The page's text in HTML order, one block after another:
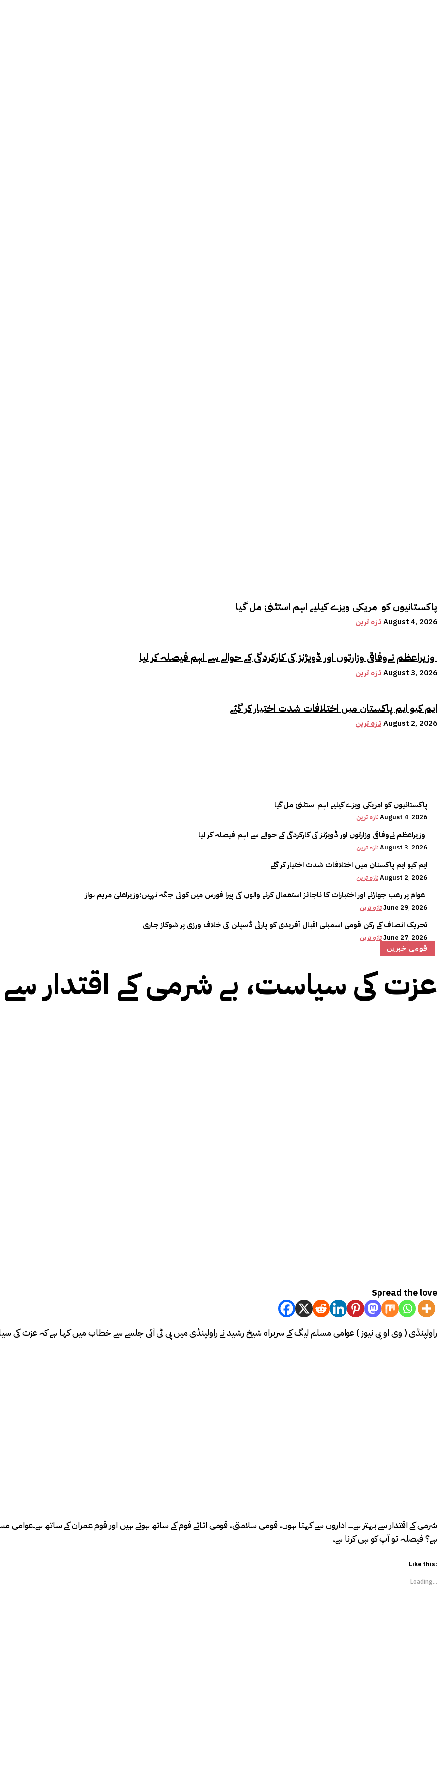
پاکستانیوں کو امریکی ویزے کیلیے اہم استثنیٰ مل گیا
تازہ ترینAugust 4, 2026
وزیراعظم نےوفاقی وزارتوں اور ڈویژنز کی کارکردگی کے حوالے سے اہم فیصلہ کر لیا
تازہ ترینAugust 3, 2026
ایم کیو ایم پاکستان میں اختلافات شدت اختیار کر گئے
تازہ ترینAugust 2, 2026
پاکستانیوں کو امریکی ویزے کیلیے اہم استثنیٰ مل گیا
تازہ ترینAugust 4, 2026
تازہ ترینAugust 3, 2026
ایم کیو ایم پاکستان میں اختلافات شدت اختیار کر گئے
تازہ ترینAugust 2, 2026
تازہ ترینJune 29, 2026
تحریک انصاف کے رکن قومی اسمبلی اقبال آفریدی کو پارٹی ڈسپلن کی خلاف ورزی پر شوکاز جاری
تازہ ترینJune 27, 2026
قومی خبریں
عزت کی سیاست، بے شرمی کے اقتدار
Spread the love
راولپنڈی ( وی او پی نیوز ) عوامی مسلم لیگ کے سربراہ شیخ رشید نے راولپنڈی میں پی ٹی آئی جلسے سے خطاب میں کہا ہے کہ عزت کی
شرمی کے اقتدار سے بہتر ہے۔۔ اداروں سے کہتا ہوں، قومی سلامتی، قومی اثاثے قوم کے ساتھ ہوتے ہیں اور قوم عمران کے ساتھ
ہے؟ فیصلہ تو آپ کو ہی کرنا ہے۔
Like this:
Loading...